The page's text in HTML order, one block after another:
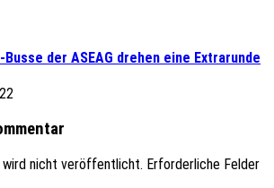
der ASEAG drehen eine Extrarunde
wird nicht veröffentlicht. Erforderliche Felder